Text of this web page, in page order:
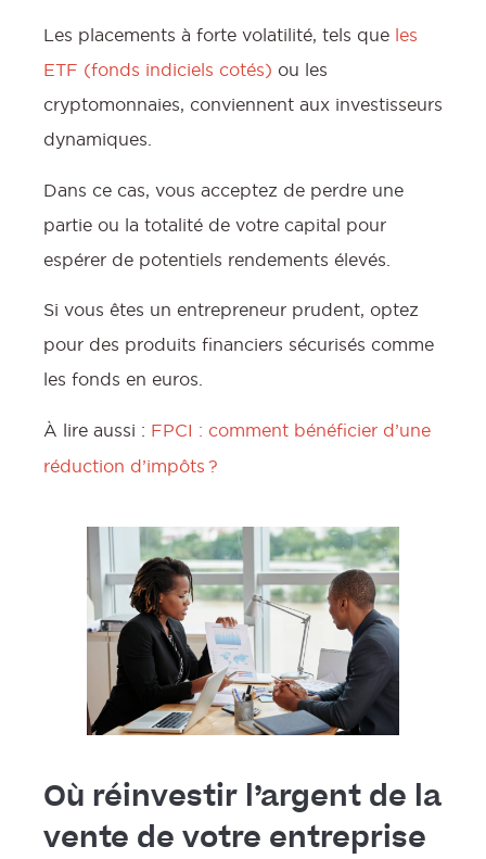
Les placements à forte volatilité, tels que les
ETF (fonds indiciels cotés) ou les
cryptomonnaies, conviennent aux investisseurs
dynamiques.
Dans ce cas, vous acceptez de perdre une
partie ou la totalité de votre capital pour
espérer de potentiels rendements élevés.
Si vous êtes un entrepreneur prudent, optez
pour des produits financiers sécurisés comme
les fonds en euros.
À lire aussi : FPCI : comment bénéficier d’une
réduction d’impôts ?
Où réinvestir l’argent de la
vente de votre entreprise